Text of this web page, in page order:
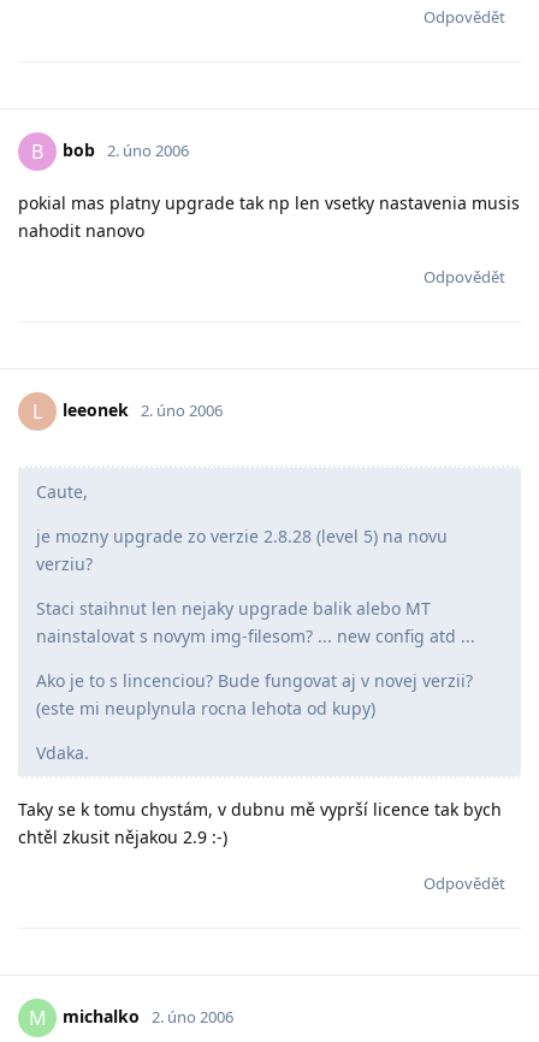
Odpovědět
B bob 2. úno 2006
pokial mas platny upgrade tak np len vsetky nastavenia musis
nahodit nanovo
Odpovědět
L leeonek 2. úno 2006
Caute,
je mozny upgrade zo verzie 2.8.28 (level 5) na novu
verziu?
Staci staihnut len nejaky upgrade balik alebo MT
nainstalovat s novym img-filesom? ... new config atd ...
Ako je to s lincenciou? Bude fungovat aj v novej verzii?
(este mi neuplynula rocna lehota od kupy)
Vdaka.
Taky se k tomu chystám, v dubnu mě vyprší licence tak bych
chtěl zkusit nějakou 2.9 :-)
Odpovědět
M michalko 2. úno 2006